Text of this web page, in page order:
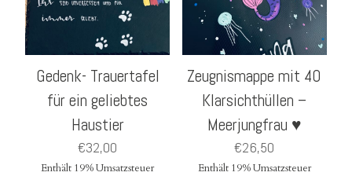
Gedenk- Trauertafel
für ein geliebtes
Haustier
€32,00
Enthält 19% Umsatzsteuer
Zeugnismappe mit 40
Klarsichthüllen –
Meerjungfrau ♥
€26,50
Enthält 19% Umsatzsteuer